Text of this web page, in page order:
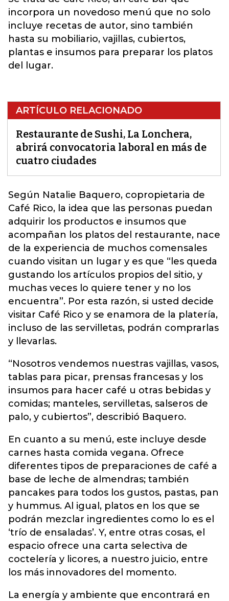
incorpora un novedoso menú que no solo
incluye recetas de autor, sino también
hasta su mobiliario, vajillas, cubiertos,
plantas e insumos para preparar los platos
del lugar.
ARTÍCULO RELACIONADO
Restaurante de Sushi, La Lonchera,
abrirá convocatoria laboral en más de
cuatro ciudades
Según Natalie Baquero, copropietaria de
Café Rico, la idea que las personas puedan
adquirir los productos e insumos que
acompañan los platos del restaurante, nace
de la experiencia de muchos comensales
cuando visitan un lugar y es que “les queda
gustando los artículos propios del sitio, y
muchas veces lo quiere tener y no los
encuentra”. Por esta razón, si usted decide
visitar Café Rico y se enamora de la platería,
incluso de las servilletas, podrán comprarlas
y llevarlas.
“Nosotros vendemos nuestras vajillas, vasos,
tablas para picar, prensas francesas y los
insumos para hacer café u otras bebidas y
comidas; manteles, servilletas, salseros de
palo, y cubiertos”, describió Baquero.
En cuanto a su menú, este incluye desde
carnes hasta comida vegana. Ofrece
diferentes tipos de preparaciones de café a
base de leche de almendras; también
pancakes para todos los gustos, pastas, pan
y hummus. Al igual, platos en los que se
podrán mezclar ingredientes como lo es el
‘trío de ensaladas’. Y, entre otras cosas, el
espacio ofrece una carta selectiva de
coctelería y licores, a nuestro juicio, entre
los más innovadores del momento.
La energía y ambiente que encontrará en